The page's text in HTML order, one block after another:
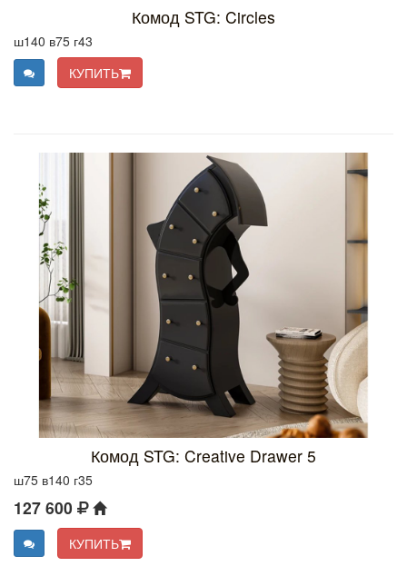
Комод STG: Circles
ш140 в75 г43
КУПИТЬ
Комод STG: Creative Drawer 5
ш75 в140 г35
127 600
КУПИТЬ